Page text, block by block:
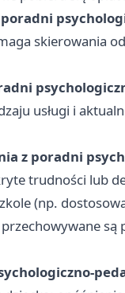
skierowania
usługi i
z poradni
trudności lub
(np.
są